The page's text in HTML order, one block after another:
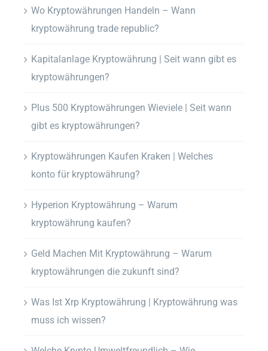
Wo Kryptowährungen Handeln – Wann
kryptowährung trade republic?
Kapitalanlage Kryptowährung | Seit wann gibt es
kryptowährungen?
Plus 500 Kryptowährungen Wieviele | Seit wann
gibt es kryptowährungen?
Kryptowährungen Kaufen Kraken | Welches
konto für kryptowährung?
Hyperion Kryptowährung – Warum
kryptowährung kaufen?
Geld Machen Mit Kryptowährung – Warum
kryptowährungen die zukunft sind?
Was Ist Xrp Kryptowährung | Kryptowährung was
muss ich wissen?